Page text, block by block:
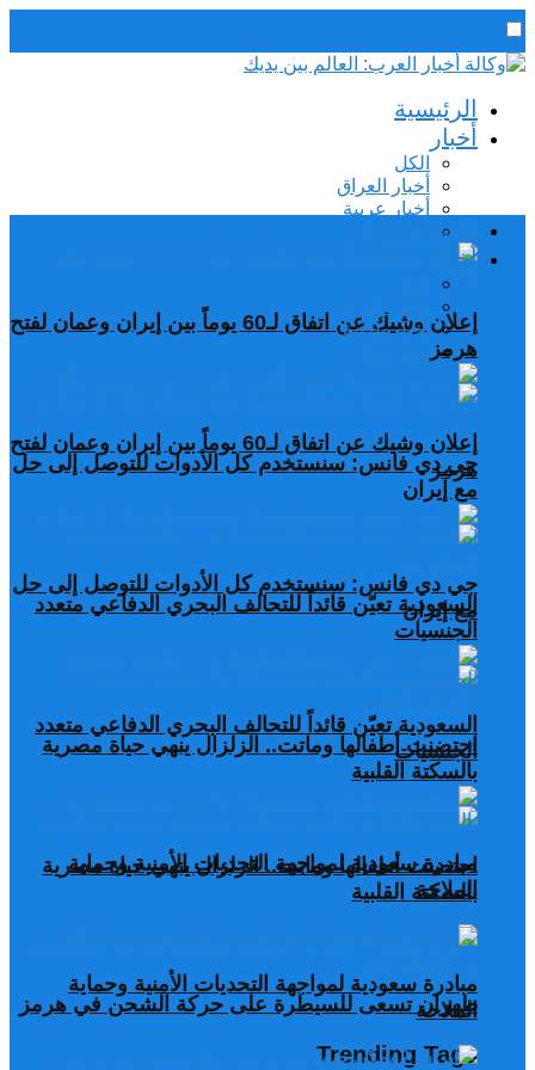
رئيس التحرير / د. اسماعيل الجنابي
الخميس,6 أغسطس, 2026الرئيسية
أخبار
الكل
أخبار العراق
أخبار عربية
إعلان وشيك عن اتفاق لـ60 يوماً بين إيران وعمان لفتح
هرمز
جي دي فانس: سنستخدم كل الأدوات للتوصل إلى حل
مع إيران
السعودية تعيّن قائداً للتحالف البحري الدفاعي متعدد
الجنسيات
احتضنت أطفالها وماتت.. الزلزال ينهي حياة مصرية
بالسكتة القلبية
مبادرة سعودية لمواجهة التحديات الأمنية وحماية
الملاحة
طهران تسعى للسيطرة على حركة الشحن في هرمز
Trending Tags
الرئيسية
أخبار
أخبار عربية
إعلان وشيك عن اتفاق لـ60 يوماً بين إيران وعمان لفتح
هرمز
جي دي فانس: سنستخدم كل الأدوات للتوصل إلى حل
مع إيران
السعودية تعيّن قائداً للتحالف البحري الدفاعي متعدد
الجنسيات
احتضنت أطفالها وماتت.. الزلزال ينهي حياة مصرية
بالسكتة القلبية
مبادرة سعودية لمواجهة التحديات الأمنية وحماية
الملاحة